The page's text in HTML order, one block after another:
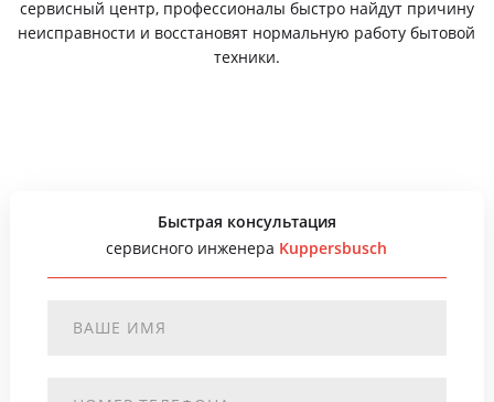
сервисный центр, профессионалы быстро найдут причину
неисправности и восстановят нормальную работу бытовой
техники.
Быстрая консультация
сервисного инженера Kuppersbusch